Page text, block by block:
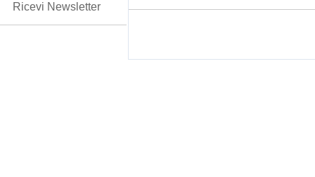
Ricevi Newsletter